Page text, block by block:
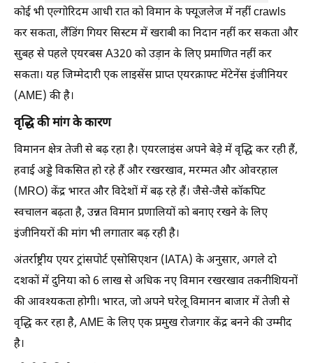
कोई भी एल्गोरिदम आधी रात को विमान के फ्यूजलेज में नहीं crawls
कर सकता, लैंडिंग गियर सिस्टम में खराबी का निदान नहीं कर सकता और
सुबह से पहले एयरबस A320 को उड़ान के लिए प्रमाणित नहीं कर
सकता। यह जिम्मेदारी एक लाइसेंस प्राप्त एयरक्राफ्ट मेंटेनेंस इंजीनियर
(AME) की है।
वृद्धि की मांग के कारण
विमानन क्षेत्र तेजी से बढ़ रहा है। एयरलाइंस अपने बेड़े में वृद्धि कर रही हैं,
हवाई अड्डे विकसित हो रहे हैं और रखरखाव, मरम्मत और ओवरहाल
(MRO) केंद्र भारत और विदेशों में बढ़ रहे हैं। जैसे-जैसे कॉकपिट
स्वचालन बढ़ता है, उन्नत विमान प्रणालियों को बनाए रखने के लिए
इंजीनियरों की मांग भी लगातार बढ़ रही है।
अंतर्राष्ट्रीय एयर ट्रांसपोर्ट एसोसिएशन (IATA) के अनुसार, अगले दो
दशकों में दुनिया को 6 लाख से अधिक नए विमान रखरखाव तकनीशियनों
की आवश्यकता होगी। भारत, जो अपने घरेलू विमानन बाजार में तेजी से
वृद्धि कर रहा है, AME के लिए एक प्रमुख रोजगार केंद्र बनने की उम्मीद
है।